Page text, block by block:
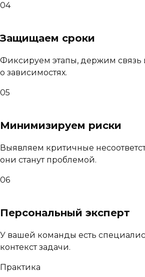
04
Защищаем сроки
Фиксируем этапы, держим
о зависимостях.
05
Минимизируем риски
Выявляем критичные
они станут проблемой.
06
Персональный эксперт
У вашей команды есть
контекст задачи.
Практика